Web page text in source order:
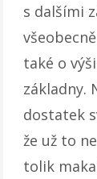
s dalšími
také o
základny.
dostatek
že už to
tolik